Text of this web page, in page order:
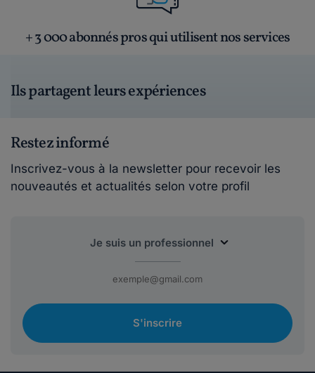
+ 3 000 abonnés pros qui utilisent nos services
Ils partagent leurs expériences
Restez informé
Inscrivez-vous à la newsletter pour recevoir les
nouveautés et actualités selon votre profil
S'inscrire